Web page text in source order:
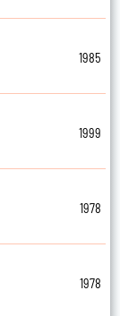
1985
1999
1978
1978